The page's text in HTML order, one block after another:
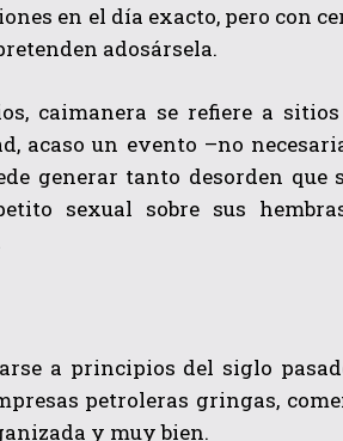
QUIERO SUSCRIBIRME
acepto las Política de privacidad
en el día exacto, pero con
adosársela.
caimanera se refiere a
acaso un evento –no
generar tanto desorden
sexual sobre sus
a principios del siglo
petroleras gringas,
y muy bien.